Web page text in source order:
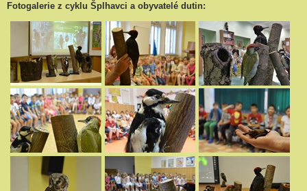
Fotogalerie z cyklu Šplhavci a obyvatelé dutin: